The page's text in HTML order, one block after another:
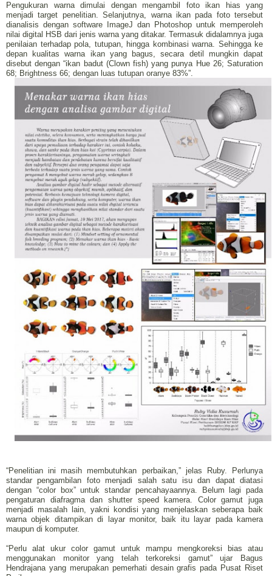
Pengukuran warna dimulai dengan mengambil foto ikan hias yang
menjadi target penelitian. Selanjutnya, warna ikan pada foto tersebut
dianalisis dengan software ImageJ dan Photoshop untuk memperoleh
nilai digital HSB dari jenis warna yang ditakar. Termasuk didalamnya juga
penilaian terhadap pola, tutupan, hingga kombinasi warna. Sehingga ke
depan kualitas warna ikan yang bagus, secara detil mungkin dapat
disebut dengan “ikan badut (Clown fish) yang punya Hue 26; Saturation
68; Brightness 66; dengan luas tutupan oranye 83%”.
“Penelitian ini masih membutuhkan perbaikan,” jelas Ruby. Perlunya
standar pengambilan foto menjadi salah satu isu dan dapat diatasi
dengan “color box” untuk standar pencahayaannya. Belum lagi pada
pengaturan diafragma dan shutter speed kamera. Color gamut juga
menjadi masalah lain, yakni kondisi yang menjelaskan seberapa baik
warna objek ditampikan di layar monitor, baik itu layar pada kamera
maupun di komputer.
“Perlu alat ukur color gamut untuk mampu mengkoreksi bias atau
menggunakan monitor yang telah terkoreksi gamut” ujar Bagus
Hendrajana yang merupakan pemerhati desain grafis pada Pusat Riset